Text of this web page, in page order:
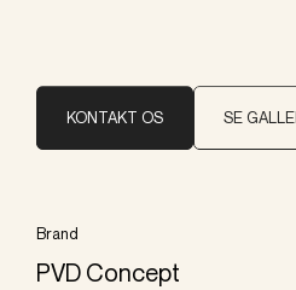
KONTAKT OS SE
Brand
PVD Concept